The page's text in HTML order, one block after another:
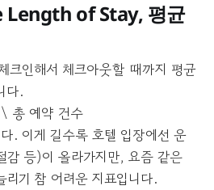
Length of Stay, 평균
크인해서 체크아웃할 때까지 평균
다.
총 예약 건수
. 이게 길수록 호텔 입장에선 운
감 등)이 올라가지만, 요즘 같은
리기 참 어려운 지표입니다.